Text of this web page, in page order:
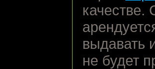
качестве.
выдавать
не будет